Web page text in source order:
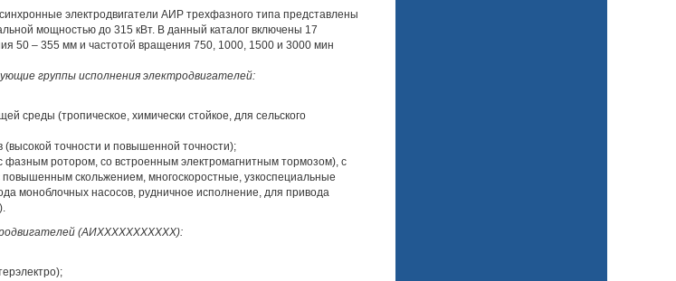
электродвигатели АИР трехфазного типа представлены
мощностью до 315 кВт. В данный каталог включены 17
50 – 355 мм и частотой вращения 750, 1000, 1500 и 3000 мин
группы исполнения электродвигателей:
среды (тропическое, химически стойкое, для сельского
(высокой точности и повышенной точности);
фазным ротором, со встроенным электромагнитным тормозом), с
скольжением, многоскоростные, узкоспециальные
моноблочных насосов, рудничное исполнение, для привода
(АИХХХХХХХХХХХ):